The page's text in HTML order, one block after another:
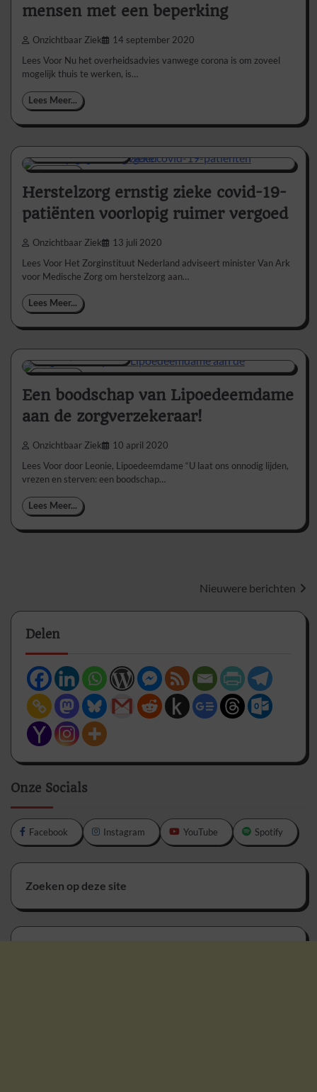
mensen met een beperking
Onzichtbaar Ziek 14 september 2020
Lees Voor Nu het overheidsadvies vanwege corona is om zoveel
mogelijk thuis te werken, is…
Lees Meer...
1 min 0
Nieuws/Informatie
Herstelzorg ernstig zieke covid-19-
patiënten voorlopig ruimer vergoed
Onzichtbaar Ziek 13 juli 2020
Lees Voor Het Zorginstituut Nederland adviseert minister Van Ark
voor Medische Zorg om herstelzorg aan…
Lees Meer...
3 min 0
Een boodschap van Lipoedeemdame
aan de zorgverzekeraar!
Onzichtbaar Ziek 10 april 2020
Lees Voor door Leonie, Lipoedeemdame “U laat ons onnodig lijden,
vrezen en sterven: een boodschap…
Lees Meer...
Nieuwere berichten
Delen
Onze Socials
Facebook Instagram YouTube Spotify
Zoeken op deze site